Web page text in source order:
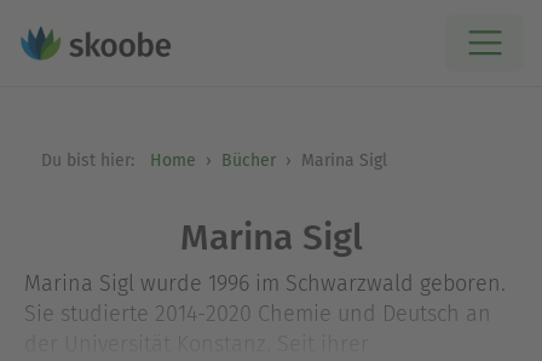
Du bist hier: Home Bücher Marina Sigl
Marina Sigl
Marina Sigl wurde 1996 im Schwarzwald geboren.
Sie studierte 2014-2020 Chemie und Deutsch an